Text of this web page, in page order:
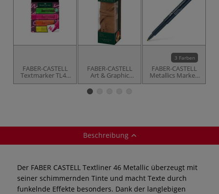
FABER-CASTELL
Textmarker TL46
Neon, Sets
FABER-CASTELL
Art & Graphic
Stifterolle, leer
3 Farben
FABER-CASTELL
Metallics Marker,
einzeln
Beschreibung
Der FABER CASTELL Textliner 46 Metallic überzeugt mit
seiner schimmernden Tinte und macht Texte durch
funkelnde Effekte besonders. Dank der langlebigen